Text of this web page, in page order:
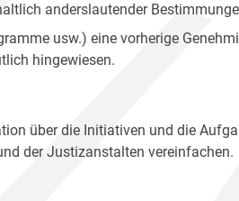
anderslautender
usw.) eine vorherige
hingewiesen.
über die Initiativen und die
der Justizanstalten vereinfachen.